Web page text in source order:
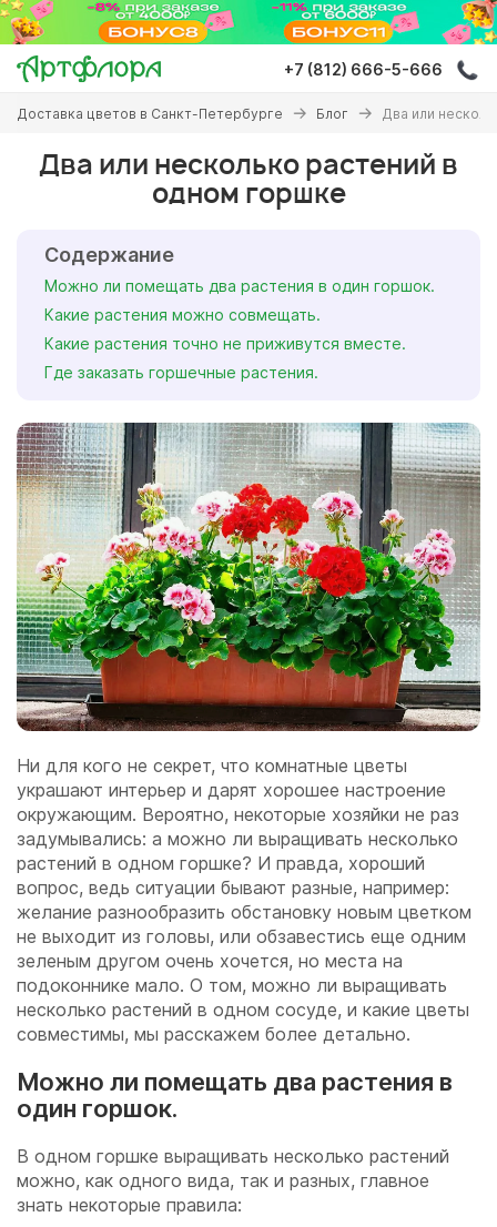
Перейти
основному
содержанию
+7 (812) 666-5-666
Вы
здесь
Доставка цветов в Санкт-Петербурге Блог Два или
Два или несколько растений в
одном горшке
Содержание
Можно ли помещать два растения в один горшок.
Какие растения можно совмещать.
Какие растения точно не приживутся вместе.
Где заказать горшечные растения.
Ни для кого не секрет, что комнатные цветы
украшают интерьер и дарят хорошее настроение
окружающим. Вероятно, некоторые хозяйки не раз
задумывались: а можно ли выращивать несколько
растений в одном горшке? И правда, хороший
вопрос, ведь ситуации бывают разные, например:
желание разнообразить обстановку новым цветком
не выходит из головы, или обзавестись еще одним
зеленым другом очень хочется, но места на
подоконнике мало. О том, можно ли выращивать
несколько растений в одном сосуде, и какие цветы
совместимы, мы расскажем более детально.
Можно ли помещать два растения в
один горшок.
В одном горшке выращивать несколько растений
можно, как одного вида, так и разных, главное
знать некоторые правила: